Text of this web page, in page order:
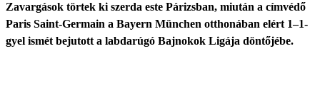
Zavargások törtek ki szerda este Párizsban, miután a címvédő
Paris Saint-Germain a Bayern München otthonában elért 1–1-
gyel ismét bejutott a labdarúgó Bajnokok Ligája döntőjébe.